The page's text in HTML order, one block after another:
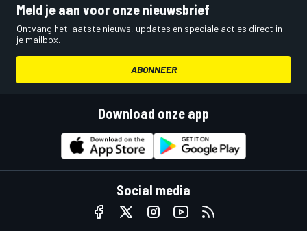
Meld je aan voor onze nieuwsbrief
Ontvang het laatste nieuws, updates en speciale acties direct in
je mailbox.
ABONNEER
Download onze app
Social media